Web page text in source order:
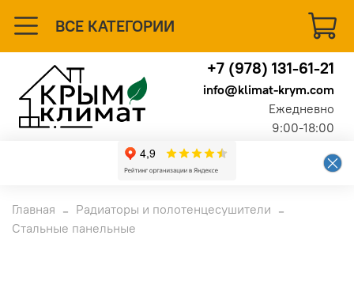
ВСЕ КАТЕГОРИИ
+7 (978) 131-61-21
info@klimat-krym.com
Ежедневно
9:00-18:00
Главная
Радиаторы и полотенцесушители
Стальные панельные